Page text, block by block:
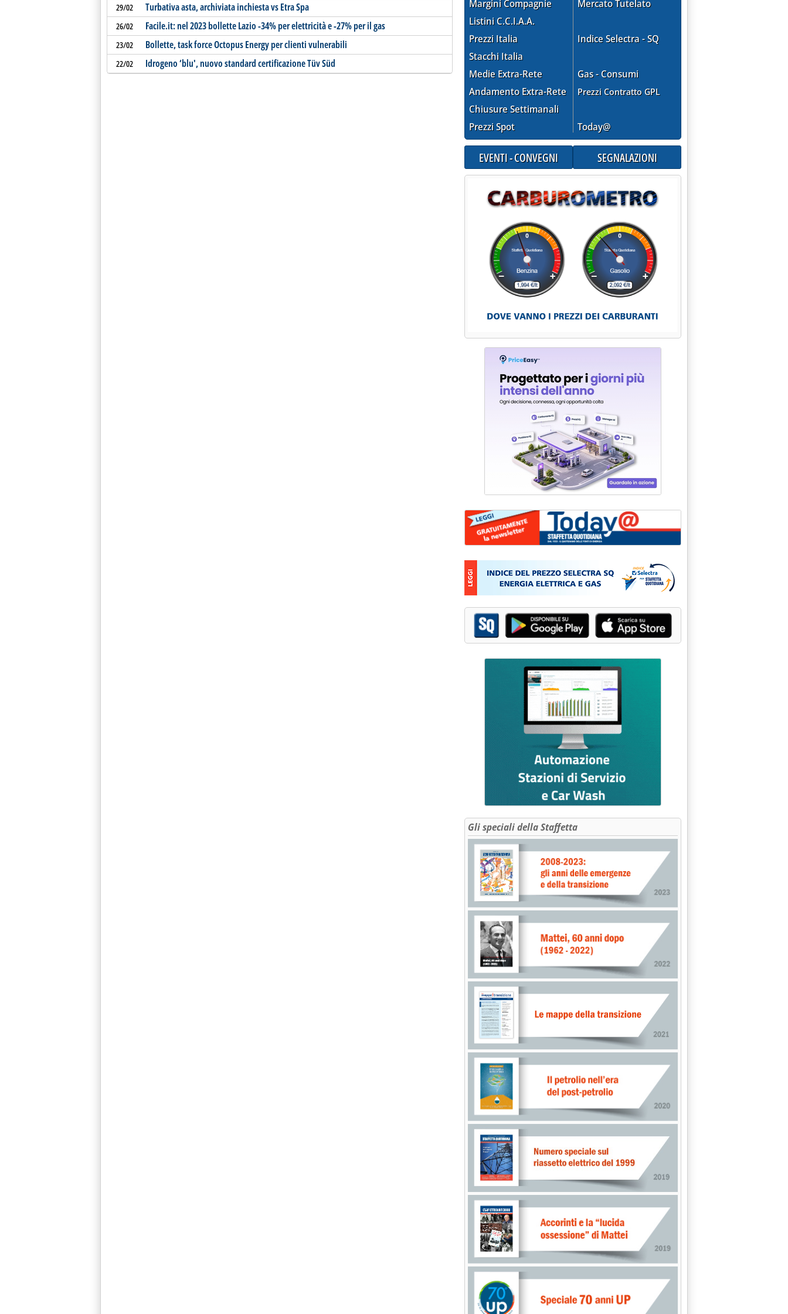
29/02 Turbativa asta, archiviata inchiesta vs Etra Spa
26/02 Facile.it: nel 2023 bollette Lazio -34% per elettricità e -27% per il gas
23/02 Bollette, task force Octopus Energy per clienti vulnerabili
22/02 Idrogeno ‘blu', nuovo standard certificazione Tüv Süd
Margini Compagnie
Listini C.C.I.A.A.
Prezzi Italia
Stacchi Italia
Medie Extra-Rete
Andamento Extra-Rete
Chiusure Settimanali
Prezzi Spot
Mercato Tutelato
Indice Selectra - SQ
Gas - Consumi
Prezzi Contratto GPL
Today@
EVENTI - CONVEGNI SEGNALAZIONI
Gli speciali della Staffetta